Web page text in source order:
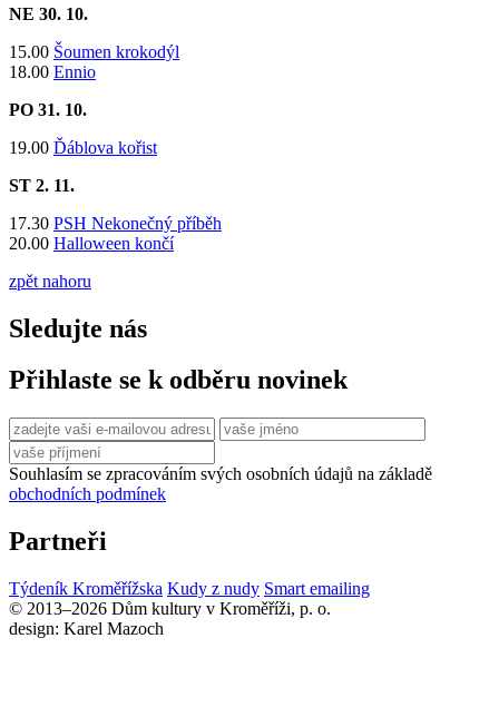
NE 30. 10.
15.00 Šoumen krokodýl
18.00 Ennio
PO 31. 10.
19.00 Ďáblova kořist
ST 2. 11.
17.30 PSH Nekonečný příběh
20.00 Halloween končí
zpět nahoru
Sledujte nás
Přihlaste se k odběru novinek
Souhlasím se zpracováním svých osobních údajů na základě
obchodních podmínek
Partneři
Týdeník Kroměřížska Kudy z nudy Smart emailing
© 2013–2026 Dům kultury v Kroměříži, p. o.
design: Karel Mazoch